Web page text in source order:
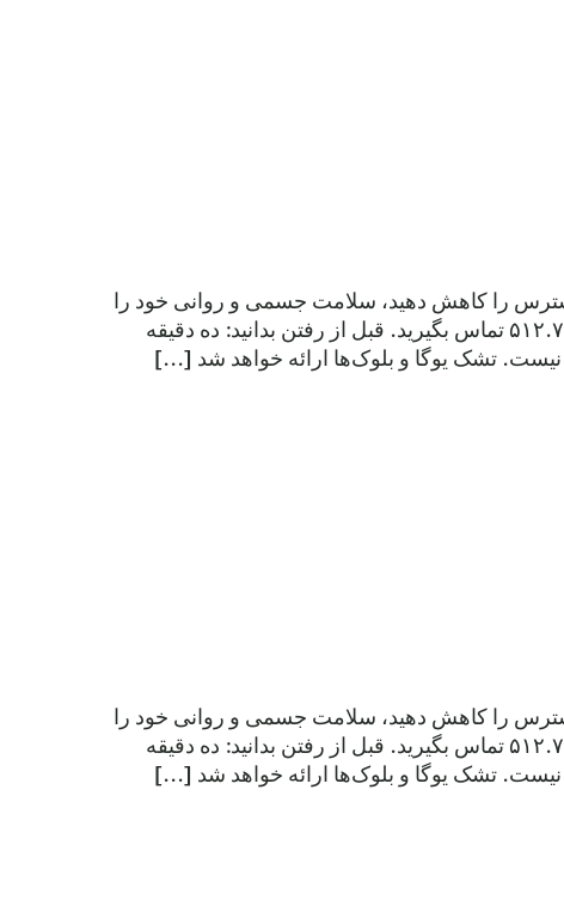
استرس را کاهش دهید، سلامت جسمی و روانی خود را
تقویت کنید، تعادل و انعطاف‌پذیری را بهبود بخشید. برای اطلاعات بیشتر، با شماره ۵۱۲.۷۱۶.۷۲۱۰ تماس بگیرید. قبل از رفتن بدانید: ده دقیقه
تشک یوگا و بلوک‌ها ارائه خواهد شد [...]
استرس را کاهش دهید، سلامت جسمی و روانی خود را
تقویت کنید، تعادل و انعطاف‌پذیری را بهبود بخشید. برای اطلاعات بیشتر، با شماره ۵۱۲.۷۱۶.۷۲۱۰ تماس بگیرید. قبل از رفتن بدانید: ده دقیقه
تشک یوگا و بلوک‌ها ارائه خواهد شد [...]